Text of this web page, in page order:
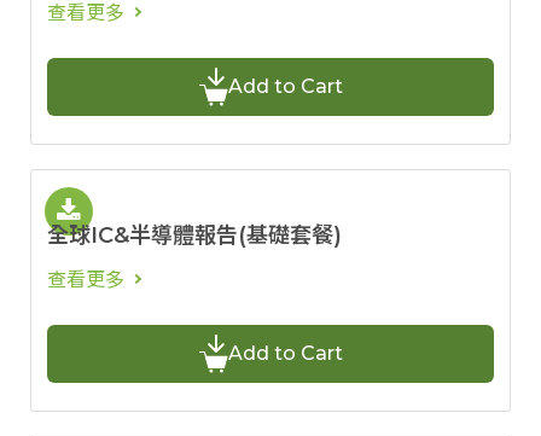
查看更多
Add to Cart
全球IC&半導體報告(基礎套餐)
查看更多
Add to Cart